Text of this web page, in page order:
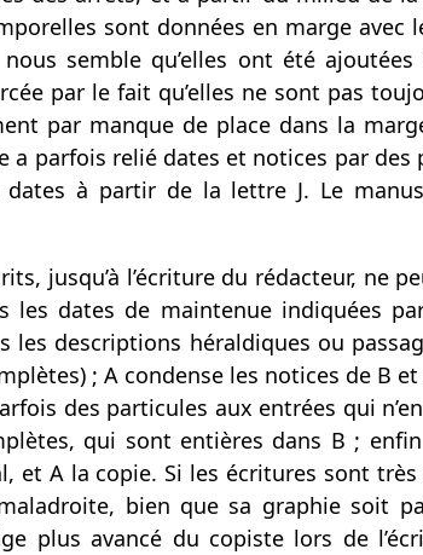
sont données en marge avec
semble qu’elles ont été
par le fait qu’elles ne sont pas
par manque de place dans la
a parfois relié dates et notices par
à partir de la lettre J. Le
jusqu’à l’écriture du rédacteur, ne
les dates de maintenue indiquées
les descriptions héraldiques ou
; A condense les notices de B
des particules aux entrées qui
qui sont entières dans B ;
et A la copie. Si les écritures sont
bien que sa graphie soit
plus avancé du copiste lors de